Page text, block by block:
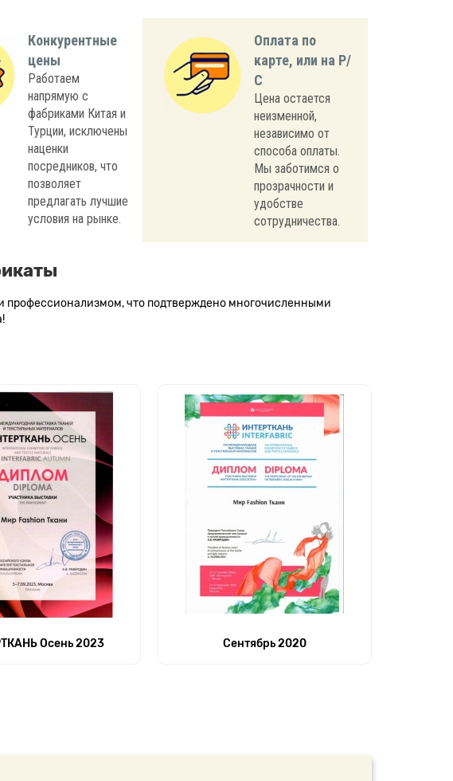
Конкурентные
цены
Работаем
напрямую с
фабриками Китая и
Турции, исключены
наценки
посредников, что
позволяет
предлагать лучшие
условия на рынке.
Оплата по
карте, или на Р/
С
Цена остается
неизменной,
независимо от
способа оплаты.
Мы заботимся о
прозрачности и
удобстве
сотрудничества.
профессионализмом, что подтверждено многочисленными
Осень 2023 Сентябрь 2020